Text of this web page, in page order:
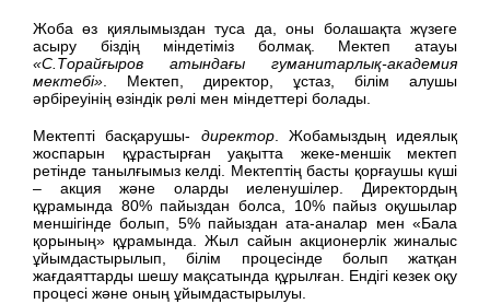
Жоба өз қиялымыздан туса да, оны болашақта жүзеге
асыру біздің міндетіміз болмақ. Мектеп атауы
«С.Торайғыров атындағы гуманитарлық-академия
мектебі» . Мектеп, директор, ұстаз, білім алушы
әрбіреуінің өзіндік рөлі мен міндеттері болады.
Мектепті басқарушы- директор. Жобамыздың идеялық
жоспарын құрастырған уақытта жеке-меншік мектеп
ретінде танылғымыз келді. Мектептің басты қорғаушы күші
– акция және оларды иеленушілер. Директордың
құрамында 80% пайыздан болса, 10% пайыз оқушылар
меншігінде болып, 5% пайыздан ата-аналар мен «Бала
қорының» құрамында. Жыл сайын акционерлік жиналыс
ұйымдастырылып, білім процесінде болып жатқан
жағдаяттарды шешу мақсатында құрылған. Ендігі кезек оқу
процесі және оның ұйымдастырылуы.